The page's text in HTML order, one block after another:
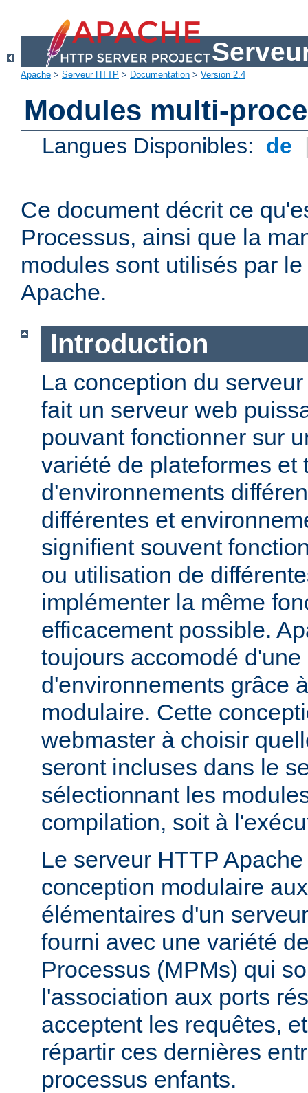
Apache > Serveur HTTP > Documentation > Version 2.4
Modules multi-
Langues Disponibles: de
Ce document décrit ce
Processus, ainsi que la
modules sont utilisés par
Apache.
Introduction
La conception du
fait un serveur web
pouvant fonctionner sur
variété de plateformes et
d'environnements
différentes et
signifient souvent
ou utilisation de
implémenter la même
efficacement possible.
toujours accomodé
d'environnements grâce
modulaire. Cette
webmaster à choisir
seront incluses dans le
sélectionnant les
compilation, soit à
Le serveur HTTP
conception modulaire
élémentaires d'un
fourni avec une variété
Processus (MPMs) qui
l'association aux ports
acceptent les requêtes,
répartir ces dernières
processus enfants.